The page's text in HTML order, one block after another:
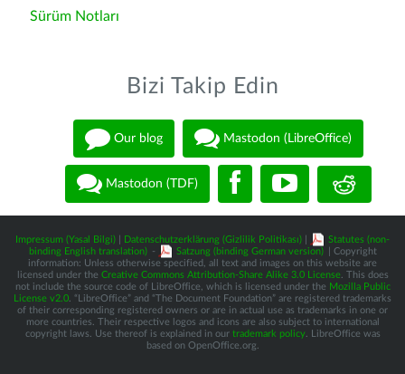
Sürüm Notları
Bizi Takip Edin
Our blog Mastodon (LibreOffice)
Mastodon (TDF)
Impressum (Yasal Bilgi) Datenschutzerklärung (Gizlilik Politikası)
Statutes (non-
binding English translation) - Satzung (binding German version)
| Copyright
information: Unless otherwise specified, all text and images on this website are
licensed under the Creative Commons Attribution-Share Alike 3.0 License. This does
not include the source code of LibreOffice, which is licensed under the Mozilla Public
License v2.0 . “LibreOffice” and “The Document Foundation” are registered trademarks
of their corresponding registered owners or are in actual use as trademarks in one or
more countries. Their respective logos and icons are also subject to international
copyright laws. Use thereof is explained in our trademark policy. LibreOffice was
based on OpenOffice.org.